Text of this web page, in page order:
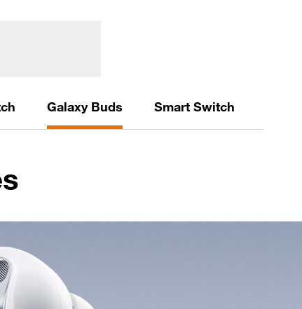
Galaxy Buds Smart Switch